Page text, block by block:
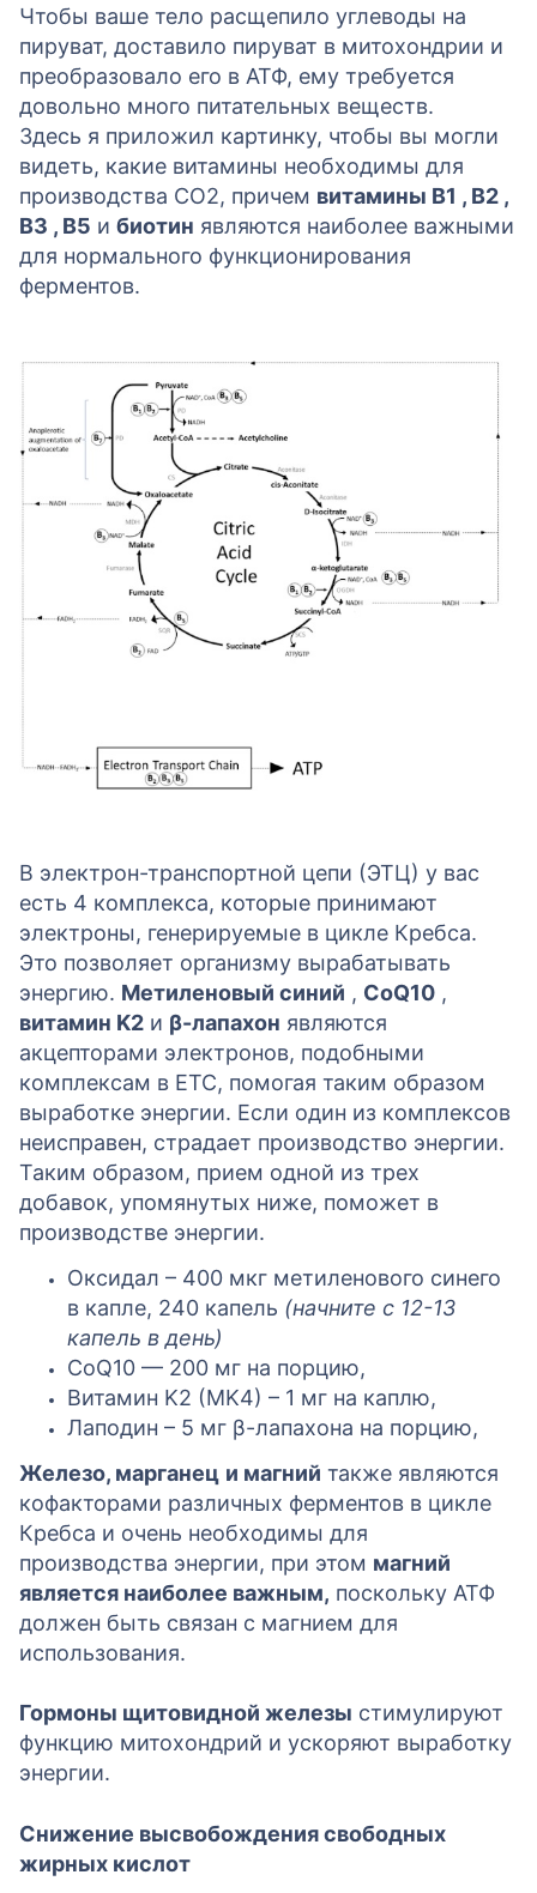
Чтобы ваше тело расщепило углеводы на
пируват, доставило пируват в митохондрии и
преобразовало его в АТФ, ему требуется
довольно много питательных веществ.
Здесь я приложил картинку, чтобы вы могли
видеть, какие витамины необходимы для
производства CO2, причем витамины B1 , B2 ,
B3 , B5 и биотин являются наиболее важными
для нормального функционирования
ферментов.
В электрон-транспортной цепи (ЭТЦ) у вас
есть 4 комплекса, которые принимают
электроны, генерируемые в цикле Кребса.
Это позволяет организму вырабатывать
энергию. Метиленовый синий , CoQ10 ,
витамин K2 и β-лапахон являются
акцепторами электронов, подобными
комплексам в ETC, помогая таким образом
выработке энергии. Если один из комплексов
неисправен, страдает производство энергии.
Таким образом, прием одной из трех
добавок, упомянутых ниже, поможет в
производстве энергии.
Оксидал – 400 мкг метиленового синего
в капле, 240 капель (начните с 12-13
капель в день)
CoQ10 — 200 мг на порцию,
Витамин K2 (MK4) – 1 мг на каплю,
Лаподин – 5 мг β-лапахона на порцию,
Железо, марганец и магний также являются
кофакторами различных ферментов в цикле
Кребса и очень необходимы для
производства энергии, при этом магний
является наиболее важным, поскольку АТФ
должен быть связан с магнием для
использования.
Гормоны щитовидной железы стимулируют
функцию митохондрий и ускоряют выработку
энергии.
Снижение высвобождения свободных
жирных кислот